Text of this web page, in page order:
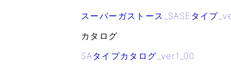
スーパーガストース_SASEタイプ
カタログ
SAタイプカタログ_ver1_00